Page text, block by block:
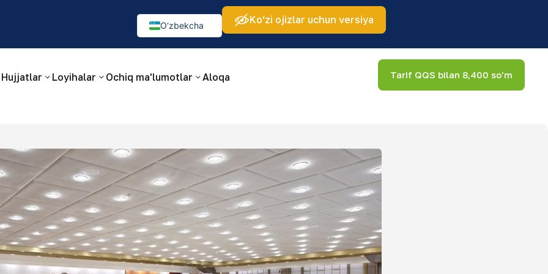
Изображения: 👁
O‘zbekcha
Русский
Ko‘zi ojizlar uchun versiya
Hujjatlar Loyihalar Ochiq ma'lumotlar Aloqa Tarif QQS bilan 8,400 so'm